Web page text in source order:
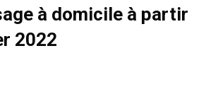
à domicile à partir
2022